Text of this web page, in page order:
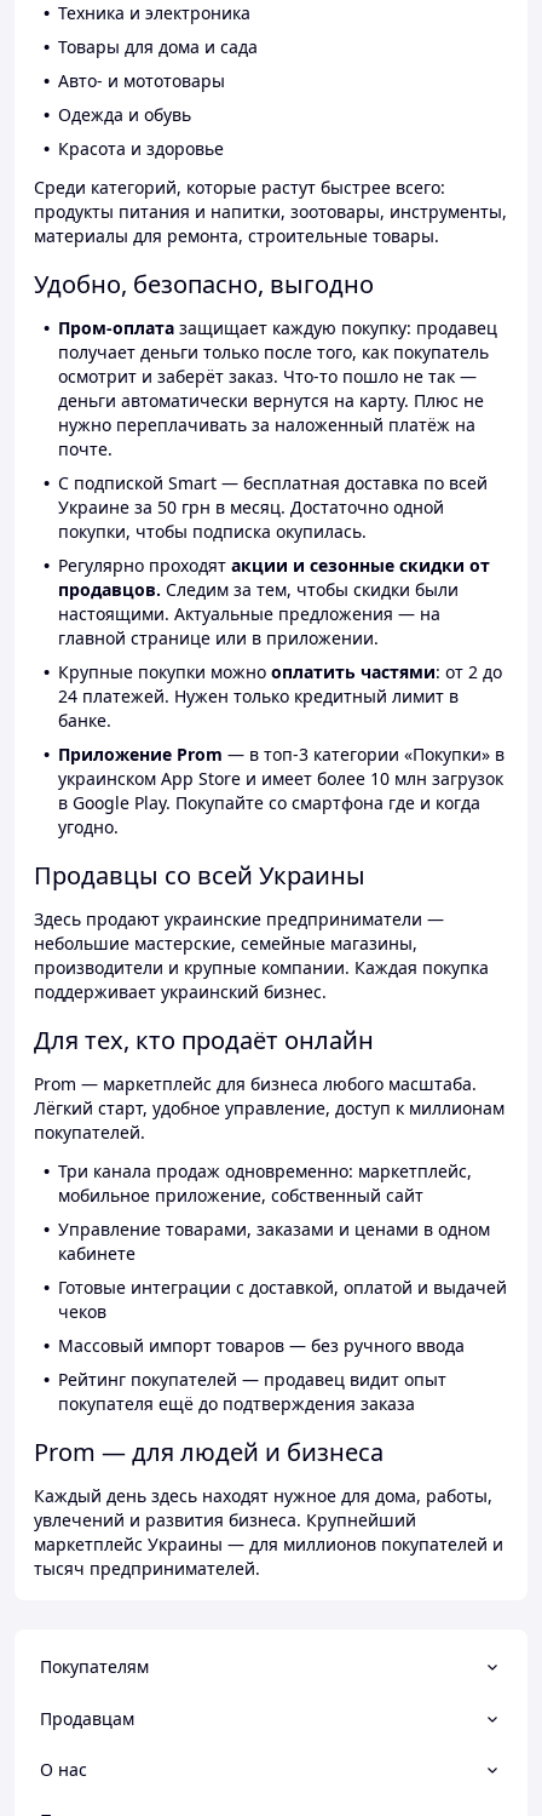
Техника и электроника
Товары для дома и сада
Авто- и мототовары
Одежда и обувь
Красота и здоровье
Среди категорий, которые растут быстрее всего:
продукты питания и напитки, зоотовары, инструменты,
материалы для ремонта, строительные товары.
Удобно, безопасно, выгодно
Пром-оплата защищает каждую покупку: продавец
получает деньги только после того, как покупатель
осмотрит и заберёт заказ. Что-то пошло не так —
деньги автоматически вернутся на карту. Плюс не
нужно переплачивать за наложенный платёж на
почте.
С подпиской Smart — бесплатная доставка по всей
Украине за 50 грн в месяц. Достаточно одной
покупки, чтобы подписка окупилась.
Регулярно проходят акции и сезонные скидки от
продавцов. Следим за тем, чтобы скидки были
настоящими. Актуальные предложения — на
главной странице или в приложении.
Крупные покупки можно оплатить частями: от 2 до
24 платежей. Нужен только кредитный лимит в
банке.
Приложение Prom — в топ-3 категории «Покупки» в
украинском App Store и имеет более 10 млн загрузок
в Google Play. Покупайте со смартфона где и когда
угодно.
Продавцы со всей Украины
Здесь продают украинские предприниматели —
небольшие мастерские, семейные магазины,
производители и крупные компании. Каждая покупка
поддерживает украинский бизнес.
Для тех, кто продаёт онлайн
Prom — маркетплейс для бизнеса любого масштаба.
Лёгкий старт, удобное управление, доступ к миллионам
покупателей.
Три канала продаж одновременно: маркетплейс,
мобильное приложение, собственный сайт
Управление товарами, заказами и ценами в одном
кабинете
Готовые интеграции с доставкой, оплатой и выдачей
чеков
Массовый импорт товаров — без ручного ввода
Рейтинг покупателей — продавец видит опыт
покупателя ещё до подтверждения заказа
Prom — для людей и бизнеса
Каждый день здесь находят нужное для дома, работы,
увлечений и развития бизнеса. Крупнейший
маркетплейс Украины — для миллионов покупателей и
тысяч предпринимателей.
Покупателям
Продавцам
О нас